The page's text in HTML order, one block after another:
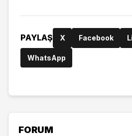
PAYLAŞ X Facebook
WhatsApp
FORUM